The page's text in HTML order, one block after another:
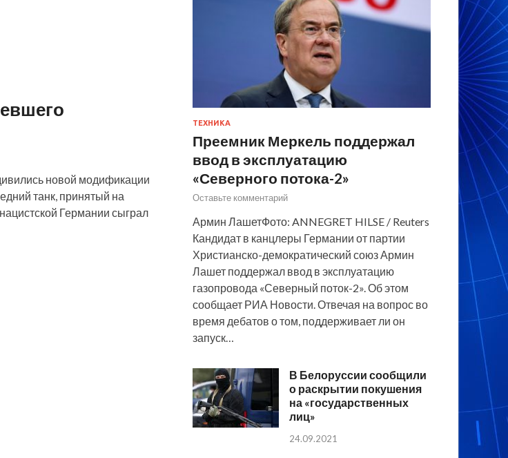
новой модификации
танк, принятый на
Германии сыграл
ТЕХНИКА
Преемник Меркель поддержал
ввод в эксплуатацию
«Северного потока-2»
Оставьте комментарий
Армин ЛашетФото: ANNEGRET HILSE / Reuters
Кандидат в канцлеры Германии от партии
Христианско-демократический союз Армин
Лашет поддержал ввод в эксплуатацию
газопровода «Северный поток-2». Об этом
сообщает РИА Новости. Отвечая на вопрос во
время дебатов о том, поддерживает ли он
запуск…
В Белоруссии сообщили
о раскрытии покушения
на «государственных
лиц»
24.09.2021